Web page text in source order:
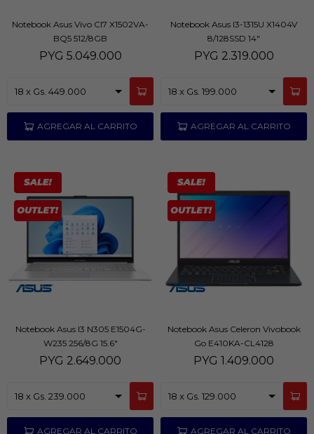
Notebook Asus Vivo CI7 X1502VA-
BQ5 512/8GB
PYG 5.049.000
Notebook Asus I3-1315U X1404V
8/128SSD 14"
PYG 2.319.000
Notebook Asus I3 N305 E1504G-
W235 256/8G 15.6"
PYG 2.649.000
Notebook Asus Celeron Vivobook
Go E410KA-CL4128
PYG 1.409.000